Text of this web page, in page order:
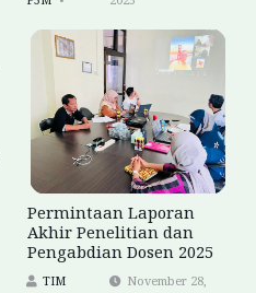
Permintaan Laporan
Akhir Penelitian dan
Pengabdian Dosen 2025
TIM
November 28,